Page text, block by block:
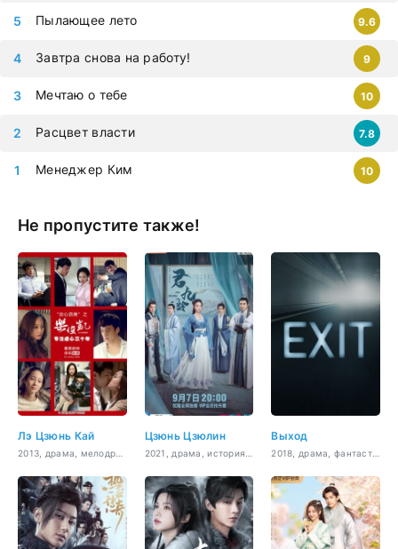
Менеджер Ким 10
Расцвет власти 7.8
Мечтаю о тебе 10
Завтра снова на работу! 9
Пылающее лето 9.6
Не пропустите также!
Лэ Цзюнь Кай Цзюнь Цзюлин Выход
2018, драма, фантастика, психология, семейный, мелодрама